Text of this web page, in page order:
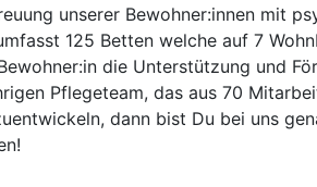
unserer Bewohner:innen mit
125 Betten welche auf 7
die Unterstützung und
Pflegeteam, das aus 70
dann bist Du bei uns